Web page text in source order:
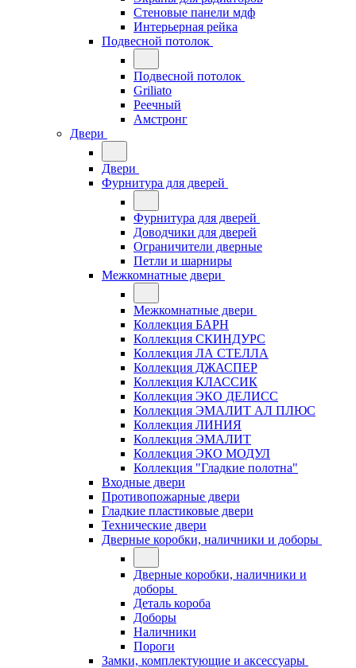
Стеновые панели мдф
Интерьерная рейка
Подвесной потолок
Подвесной потолок
Griliato
Реечный
Амстронг
Двери
Двери
Фурнитура для дверей
Фурнитура для дверей
Доводчики для дверей
Ограничители дверные
Петли и шарниры
Межкомнатные двери
Межкомнатные двери
Коллекция БАРН
Коллекция СКИНДУРС
Коллекция ЛА СТЕЛЛА
Коллекция ДЖАСПЕР
Коллекция КЛАССИК
Коллекция ЭКО ДЕЛИСС
Коллекция ЭМАЛИТ АЛ ПЛЮС
Коллекция ЛИНИЯ
Коллекция ЭМАЛИТ
Коллекция ЭКО МОДУЛ
Коллекция "Гладкие полотна"
Входные двери
Противопожарные двери
Гладкие пластиковые двери
Технические двери
Дверные коробки, наличники и доборы
Дверные коробки, наличники и
доборы
Деталь короба
Доборы
Наличники
Пороги
Замки, комплектующие и аксессуары